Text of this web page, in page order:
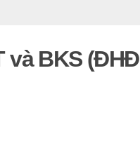
và BKS (ĐHĐ